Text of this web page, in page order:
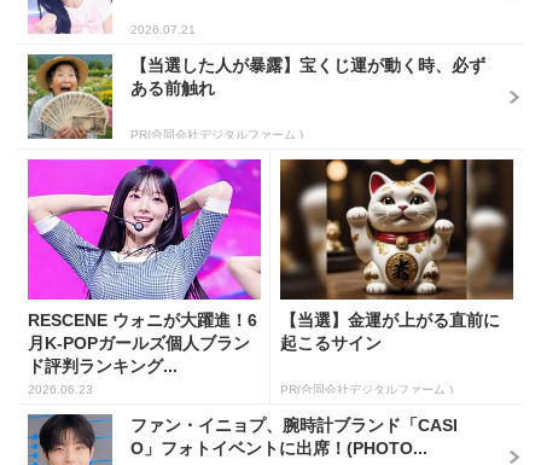
2026.07.21
【当選した人が暴露】宝くじ運が動く時、必ず
ある前触れ
PR(合同会社デジタルファーム )
RESCENE ウォニが大躍進！6
月K-POPガールズ個人ブラン
ド評判ランキング...
2026.06.23
【当選】金運が上がる直前に
起こるサイン
PR(合同会社デジタルファーム )
ファン・イニョプ、腕時計ブランド「CASI
O」フォトイベントに出席！(PHOTO...